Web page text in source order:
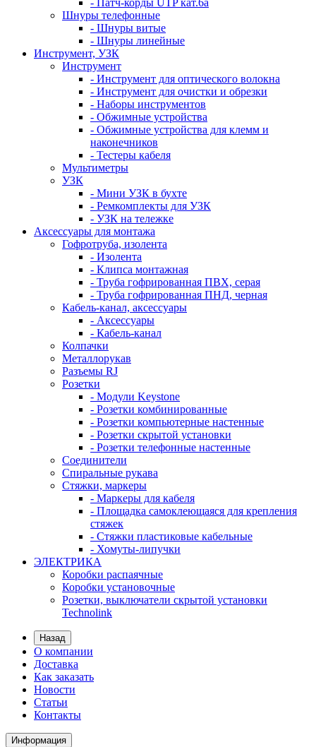
- Патч-корды UTP кат.6а
Шнуры телефонные
- Шнуры витые
- Шнуры линейные
Инструмент, УЗК
Инструмент
- Инструмент для оптического волокна
- Инструмент для очистки и обрезки
- Наборы инструментов
- Обжимные устройства
- Обжимные устройства для клемм и
наконечников
- Тестеры кабеля
Мультиметры
УЗК
- Мини УЗК в бухте
- Ремкомплекты для УЗК
- УЗК на тележке
Аксессуары для монтажа
Гофротруба, изолента
- Изолента
- Клипса монтажная
- Труба гофрированная ПВХ, серая
- Труба гофрированная ПНД, черная
Кабель-канал, аксессуары
- Аксессуары
- Кабель-канал
Колпачки
Металлорукав
Разъемы RJ
Розетки
- Модули Keystone
- Розетки комбинированные
- Розетки компьютерные настенные
- Розетки скрытой установки
- Розетки телефонные настенные
Соединители
Спиральные рукава
Стяжки, маркеры
- Маркеры для кабеля
- Площадка самоклеющаяся для крепления
стяжек
- Стяжки пластиковые кабельные
- Хомуты-липучки
ЭЛЕКТРИКА
Коробки распаячные
Коробки установочные
Розетки, выключатели скрытой установки
Technolink
Назад
О компании
Доставка
Как заказать
Новости
Статьи
Контакты
Информация